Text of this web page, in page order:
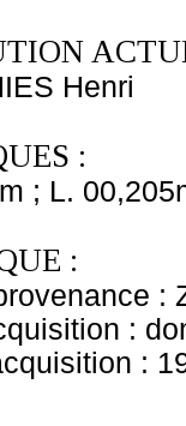
Henri
:
; L.
:
:
:
: